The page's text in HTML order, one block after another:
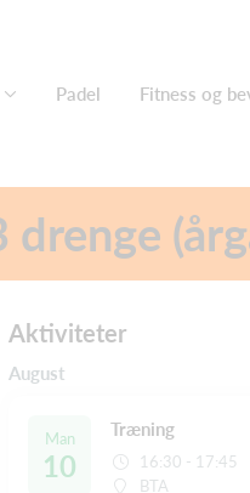
Padel Fitness og
Aktiviteter
August
Man
10
Træning
16:30 - 17:45
BTA